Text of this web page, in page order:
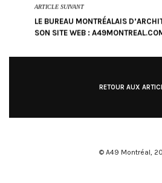
ARTICLE SUIVANT
LE BUREAU MONTRÉALAIS
SON SITE WEB :
RETOUR AUX
© A49 Montréal,